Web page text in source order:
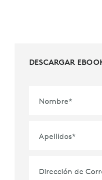
DESCARGAR
Nombre*
Apellidos*
Dirección de